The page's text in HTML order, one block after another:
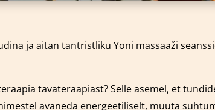
ja aitan tantristliku Yoni massaaži
tavateraapiast? Selle asemel, et
avaneda energeetiliselt, muuta